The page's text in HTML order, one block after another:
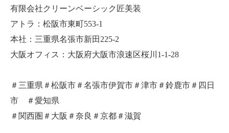
有限会社クリーンベーシック匠美装
アトラ：松阪市東町553-1
本社：三重県名張市新田225-2
大阪オフィス：大阪府大阪市浪速区桜川1-1-28
＃三重県＃松阪市＃名張市伊賀市＃津市＃鈴鹿市＃四日
市 ＃愛知県
＃関西圏＃大阪＃奈良＃京都＃滋賀